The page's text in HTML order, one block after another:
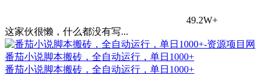
49.2W+
这家伙很懒，什么都没有写...
番茄小说脚本搬砖，全自动运行，单日1000+
番茄小说脚本搬砖，全自动运行，单日1000+